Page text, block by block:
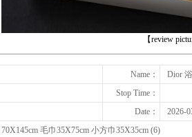
【review
下一张
Name：
Dior
Stop Time：
Date：
2026-
毛巾35X75cm 小方巾35X35cm (6)